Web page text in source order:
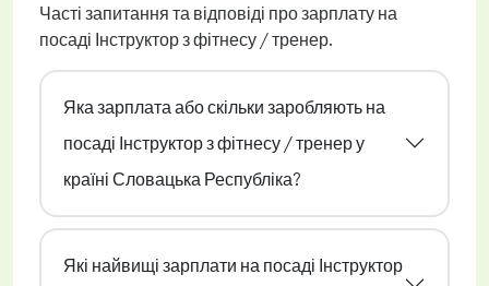
Часті запитання та відповіді про зарплату на
посаді Інструктор з фітнесу / тренер.
Яка зарплата або скільки заробляють на
посаді Інструктор з фітнесу / тренер у
країні Словацька Республіка?
Які найвищі зарплати на посаді Інструктор